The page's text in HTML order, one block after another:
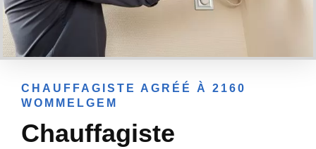
CHAUFFAGISTE AGRÉÉ À 2160
WOMMELGEM
Chauffagiste